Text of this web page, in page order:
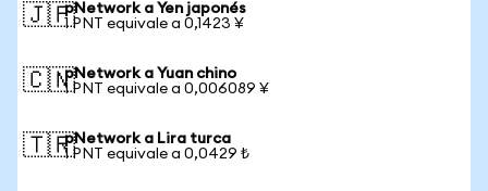
🇯🇵pNetwork a Yen japonés
1 PNT equivale a 0,1423 ¥
🇨🇳pNetwork a Yuan chino
1 PNT equivale a 0,006089 ¥
🇹🇷pNetwork a Lira turca
1 PNT equivale a 0,0429 ₺